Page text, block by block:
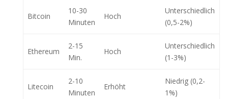
Bitcoin
10-30
Minuten
Hoch
Unterschiedlich
(0,5-2%)
Ethereum
2-15
Min.
Hoch
Unterschiedlich
(1-3%)
Litecoin
2-10
Minuten
Erhöht
Niedrig (0,2-
1%)